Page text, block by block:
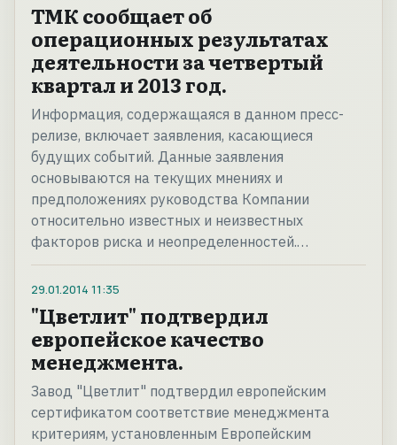
ТМК сообщает об
операционных результатах
деятельности за четвертый
квартал и 2013 год.
Информация, содержащаяся в данном пресс-
релизе, включает заявления, касающиеся
будущих событий. Данные заявления
основываются на текущих мнениях и
предположениях руководства Компании
относительно известных и неизвестных
факторов риска и неопределенностей.…
29.01.2014 11:35
"Цветлит" подтвердил
европейское качество
менеджмента.
Завод "Цветлит" подтвердил европейским
сертификатом соответствие менеджмента
критериям, установленным Европейским